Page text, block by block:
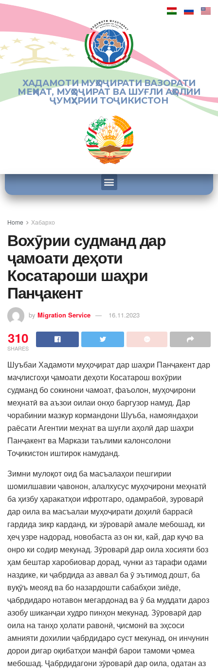
ХАДАМОТИ МУҲОҶИРАТИ ВАЗОРАТИ
МЕҲНАТ, МУҲОҶИРАТ ВА ШУҒЛИ АҲОЛИИ
ҶУМҲУРИИ ТОҶИКИСТОН
Home Хабархо
Вохӯрии судманд дар
ҷамоати деҳоти
Косатароши шаҳри
Панҷакент
by Migration Service 16.11.2023
310
SHARES
Шуъбаи Хадамоти муҳоҷират дар шаҳри Панҷакент дар
маҷлисгоҳи ҷамоати деҳоти Косатарош вохӯрии
судманд бо сокинони чамоат, фаъолон, муҳоҷирони
меҳнатӣ ва аъзои оилаи онҳо баргузор намуд. Дар
чорабинии мазкур кормандони Шуъба, намояндаҳои
раёсати Агентии меҳнат ва шуғли аҳолӣ дар шаҳри
Панҷакент ва Маркази таълими калонсолони
Тоҷикистон иштирок намуданд.
Зимни мулоқот оид ба масъалаҳои пешгирии
шомилшавии ҷавонон, алалхусус муҳоҷирони меҳнатӣ
ба ҳизбу ҳаракатҳои ифротгаро, одамрабоӣ, зуроварӣ
дар оила ва масъалаи муҳоҷирати доҳилӣ баррасӣ
гардида зикр карданд, ки зӯроварӣ амале мебошад, ки
ҳеҷ узре надорад, новобаста аз он ки, кай, дар куҷо ва
онро ки содир мекунад. Зӯроварӣ дар оила хосияти боз
ҳам бештар харобиовар дорад, чунки аз тарафи одами
наздике, ки ҷабрдида аз аввал ба ӯ эътимод дошт, ба
вуқӯъ меояд ва бо назардошти сабабҳои зиёде,
ҷабрдидаро нотавон мегардонад ва ӯ ба муддати дароз
азобу шиканҷаи худро пинҳон мекунад. Зӯроварӣ дар
оила на танҳо ҳолати равонӣ, ҷисмонӣ ва эҳсоси
амнияти дохилии ҷабрдидаро cуст мекунад, он инчунин
дорои дигар оқибатҳои манфӣ барои тамоми ҷомеа
мебошад. Ҷабрдидагони зӯроварӣ дар оила, одатан аз